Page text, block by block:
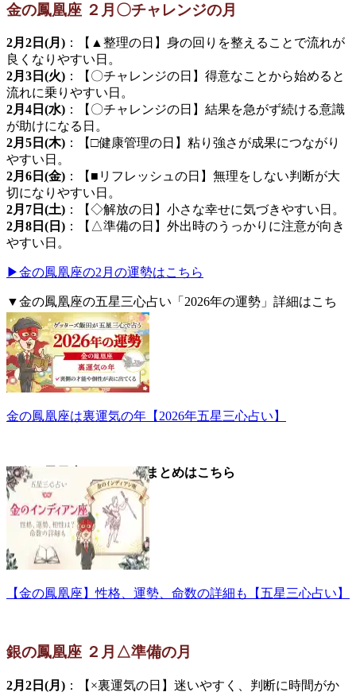
金の鳳凰座 ２月〇チャレンジの月
2月2日(月) ：【▲整理の日】身の回りを整えることで流れが
良くなりやすい日。
2月3日(火) ：【〇チャレンジの日】得意なことから始めると
流れに乗りやすい日。
2月4日(水) ：【〇チャレンジの日】結果を急がず続ける意識
が助けになる日。
2月5日(木) ：【□健康管理の日】粘り強さが成果につながり
やすい日。
2月6日(金) ：【■リフレッシュの日】無理をしない判断が大
切になりやすい日。
2月7日(土) ：【◇解放の日】小さな幸せに気づきやすい日。
2月8日(日) ：【△準備の日】外出時のうっかりに注意が向き
やすい日。
▶金の鳳凰座の2月の運勢はこちら
▼金の鳳凰座の五星三心占い「2026年の運勢」詳細はこち
ら。
金の鳳凰座は裏運気の年【2026年五星三心占い】
▼金の鳳凰座についてのまとめはこちら
【金の鳳凰座】性格、運勢、命数の詳細も【五星三心占い】
銀の鳳凰座 ２月△準備の月
2月2日(月) ：【×裏運気の日】迷いやすく、判断に時間がか